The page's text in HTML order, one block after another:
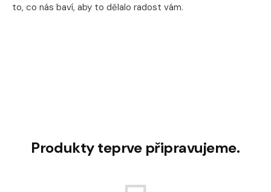
to, co nás baví, aby to dělalo radost vám.
Produkty teprve připravujeme.
HLEDAT